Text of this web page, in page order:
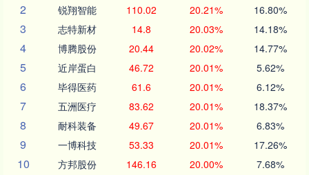
2 锐翔智能 110.02 20.21% 16.80%
3 志特新材 14.8 20.03% 14.18%
4 博腾股份 20.44 20.02% 14.77%
5 近岸蛋白 46.72 20.01% 5.62%
6 毕得医药 61.6 20.01% 6.12%
7 五洲医疗 83.62 20.01% 18.37%
8 耐科装备 49.67 20.01% 6.83%
9 一博科技 53.33 20.01% 17.26%
10 方邦股份 146.16 20.00% 7.68%